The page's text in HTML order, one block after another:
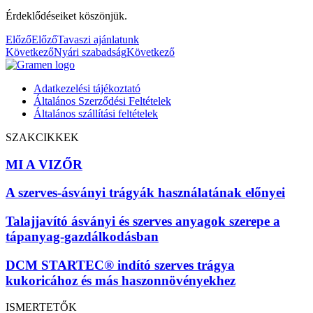
Érdeklődéseiket köszönjük.
ElőzőElőzőTavaszi ajánlatunk
KövetkezőNyári szabadságKövetkező
Adatkezelési tájékoztató
Általános Szerződési Feltételek
Általános szállítási feltételek
SZAKCIKKEK
MI A VIZŐR
A szerves-ásványi trágyák használatának előnyei
Talajjavító ásványi és szerves anyagok szerepe a
tápanyag-gazdálkodásban
DCM STARTEC® indító szerves trágya
kukoricához és más haszonnövényekhez
ISMERTETŐK